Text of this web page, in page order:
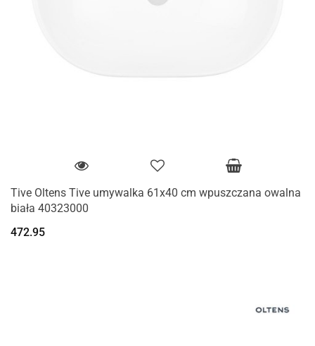
Tive Oltens Tive umywalka 61x40 cm wpuszczana owalna
biała 40323000
472.95